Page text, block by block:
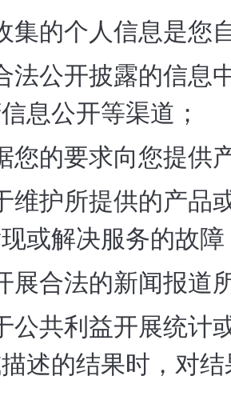
集的个人信息是您
法公开披露的信
息公开等渠道；
您的要求向您提
维护所提供的产
或解决服务的故障
展合法的新闻报道
公共利益开展统
述的结果时，对